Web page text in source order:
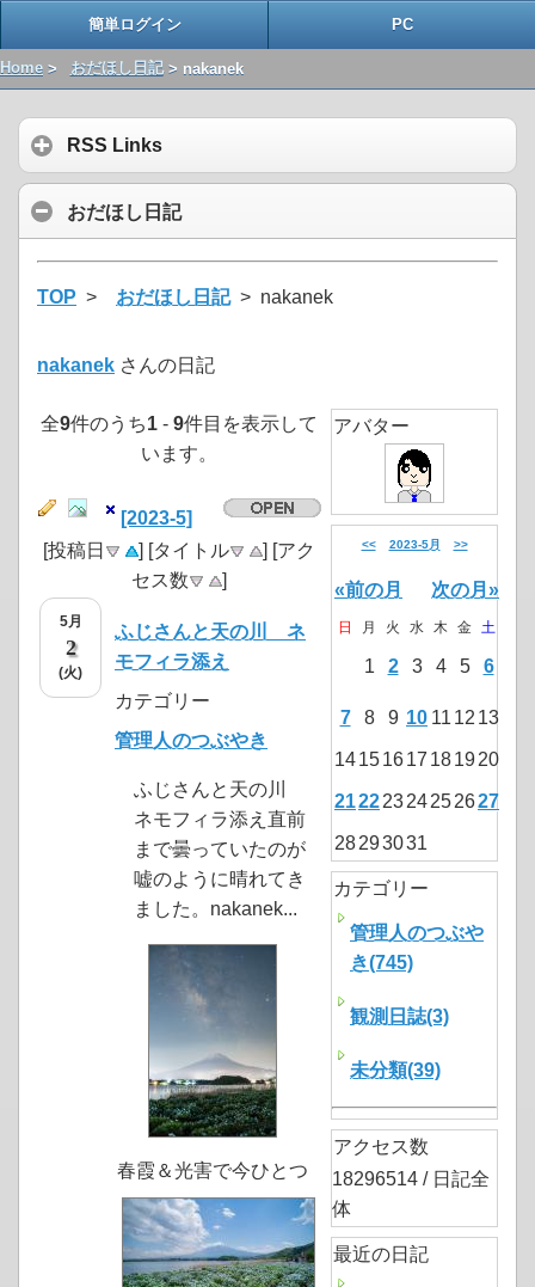
簡単ログイン PC
Home > おだほし日記> nakanek
RSS Links
おだほし日記
TOP > おだほし日記> nakanek
nakanek さんの日記
全9件のうち1 - 9件目を表示して
います。
[2023-5]
[投稿日
] [タイトル
] [アク
セス数
]
5月
2
(火)
ふじさんと天の川 ネ
モフィラ添え
カテゴリー
管理人のつぶやき
ふじさんと天の川
ネモフィラ添え直前
まで曇っていたのが
嘘のように晴れてき
ました。nakanek...
春霞＆光害で今ひとつ
アバター
<< 2023-5月 >>
«前の月 次の月»
日 月 火 水 木 金 土
1 2 3 4 5 6
7 8 9 10 11 12 13
14151617 181920
21222324252627
28293031
カテゴリー
管理人のつぶや
き(745)
観測日誌(3)
未分類(39)
アクセス数
18296514 / 日記全
体
最近の日記